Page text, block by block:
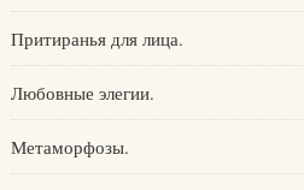
Притиранья для лица.
Любовные элегии.
Метаморфозы.